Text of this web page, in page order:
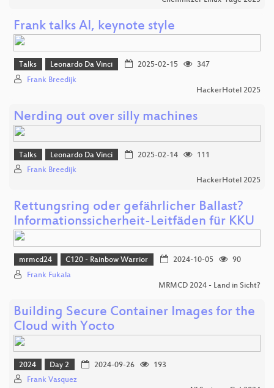
Frank talks AI, keynote style
Talks Leonardo Da Vinci 2025-02-15
347
Frank Breedijk
HackerHotel 2025
Nerding out over silly machines
Talks Leonardo Da Vinci 2025-02-14
111
Frank Breedijk
HackerHotel 2025
Rettungsring oder gefährlicher Ballast?
Informationssicherheit-Leitfäden für KKU
mrmcd24 C120 - Rainbow Warrior 2024-10-05
90
Frank Fukala
MRMCD 2024 - Land in Sicht?
Building Secure Container Images for the
Cloud with Yocto
2024 Day 2 2024-09-26
193
Frank Vasquez